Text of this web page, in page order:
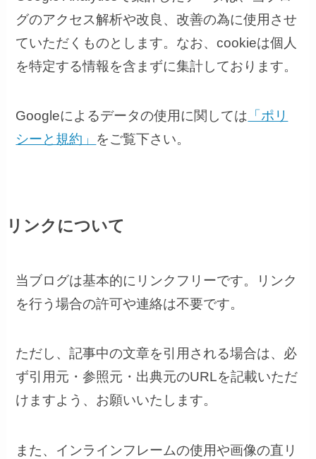
グのアクセス解析や改良、改善の為に使用させ
ていただくものとします。なお、cookieは個人
を特定する情報を含まずに集計しております。
Googleによるデータの使用に関しては 「ポリ
シーと規約」 をご覧下さい。
リンクについて
当ブログは基本的にリンクフリーです。リンク
を行う場合の許可や連絡は不要です。
ただし、記事中の文章を引用される場合は、必
ず引用元・参照元・出典元のURLを記載いただ
けますよう、お願いいたします。
また、インラインフレームの使用や画像の直リ